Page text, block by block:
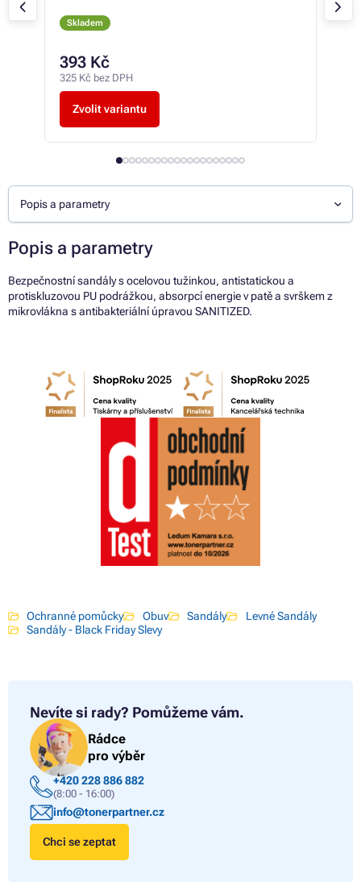
Skladem
393 Kč
325 Kč bez DPH
Zvolit variantu
Popis a parametry
Popis a parametry
Bezpečnostní sandály s ocelovou tužinkou, antistatickou a
protiskluzovou PU podrážkou, absorpcí energie v patě a svrškem z
mikrovlákna s antibakteriální úpravou SANITIZED.
Ochranné pomůcky Obuv Sandály
Levné Sandály
Sandály - Black Friday Slevy
Nevíte si rady? Pomůžeme vám.
Rádce
pro výběr
+420 228 886 882
(8:00 - 16:00)
info@tonerpartner.cz
Chci se zeptat